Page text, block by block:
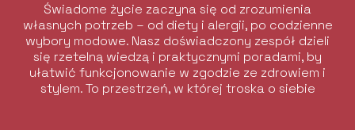
Świadome życie zaczyna się od zrozumienia
własnych potrzeb – od diety i alergii, po codzienne
wybory modowe. Nasz doświadczony zespół dzieli
się rzetelną wiedzą i praktycznymi poradami, by
ułatwić funkcjonowanie w zgodzie ze zdrowiem i
stylem. To przestrzeń, w której troska o siebie